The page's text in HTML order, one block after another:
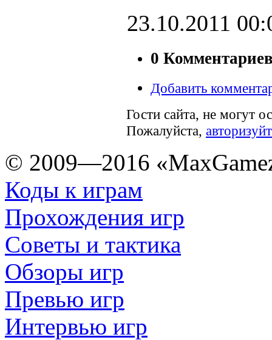
23.10.2011
0
Добавить
Гости сайта, не могут
Пожалуйста,
© 2009—2016
Коды к играм
Прохождения игр
Советы и тактика
Обзоры игр
Превью игр
Интервью игр